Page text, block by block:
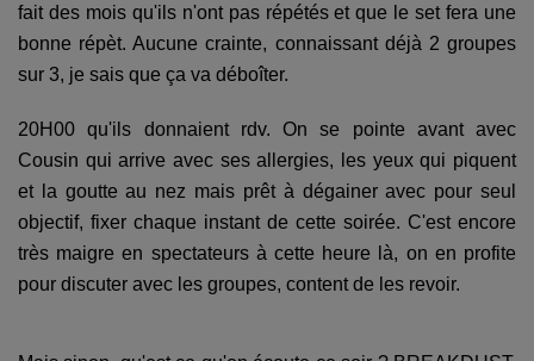
fait des mois qu'ils n'ont pas répétés et que le set fera une
bonne répèt. Aucune crainte, connaissant déjà 2 groupes
sur 3, je sais que ça va déboîter.
20H00 qu'ils donnaient rdv. On se pointe avant avec
Cousin qui arrive avec ses allergies, les yeux qui piquent
et la goutte au nez mais prêt à dégainer avec pour seul
objectif, fixer chaque instant de cette soirée. C'est encore
très maigre en spectateurs à cette heure là, on en profite
pour discuter avec les groupes, content de les revoir.